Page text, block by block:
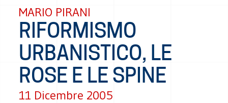
MARIO PIRANI
RIFORMISMO
URBANISTICO, LE
ROSE E LE SPINE
11 Dicembre 2005